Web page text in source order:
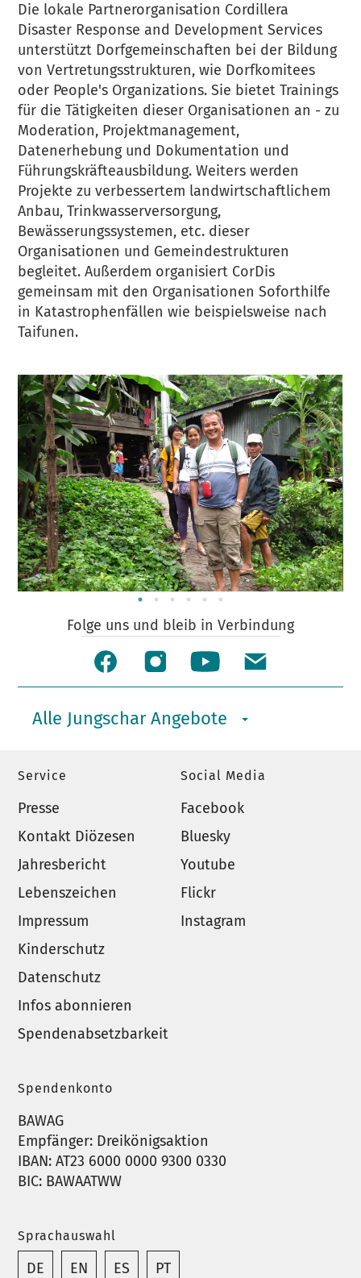
Die lokale Partnerorganisation Cordillera
Disaster Response and Development Services
unterstützt Dorfgemeinschaften bei der Bildung
von Vertretungsstrukturen, wie Dorfkomitees
oder People's Organizations. Sie bietet Trainings
für die Tätigkeiten dieser Organisationen an - zu
Moderation, Projektmanagement,
Datenerhebung und Dokumentation und
Führungskräfteausbildung. Weiters werden
Projekte zu verbessertem landwirtschaftlichem
Anbau, Trinkwasserversorgung,
Bewässerungssystemen, etc. dieser
Organisationen und Gemeindestrukturen
begleitet. Außerdem organisiert CorDis
gemeinsam mit den Organisationen Soforthilfe
in Katastrophenfällen wie beispielsweise nach
Taifunen.
Folge uns und bleib in Verbindung
Alle Jungschar Angebote
Service
Presse
Kontakt Diözesen
Jahresbericht
Lebenszeichen
Impressum
Kinderschutz
Datenschutz
Infos abonnieren
Spendenabsetzbarkeit
Social Media
Facebook
Bluesky
Youtube
Flickr
Instagram
Spendenkonto
BAWAG
Empfänger: Dreikönigsaktion
IBAN: AT23 6000 0000 9300 0330
BIC: BAWAATWW
Sprachauswahl
DE EN ES PT